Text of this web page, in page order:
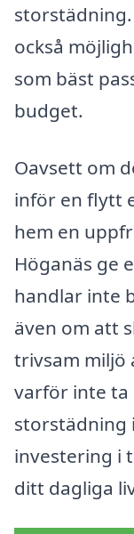
också
som bäst
budget.
Oavsett om
inför en flytt
hem en
Höganäs ge
handlar inte
även om att
trivsam miljö
varför inte ta
storstädning
investering i
ditt dagliga